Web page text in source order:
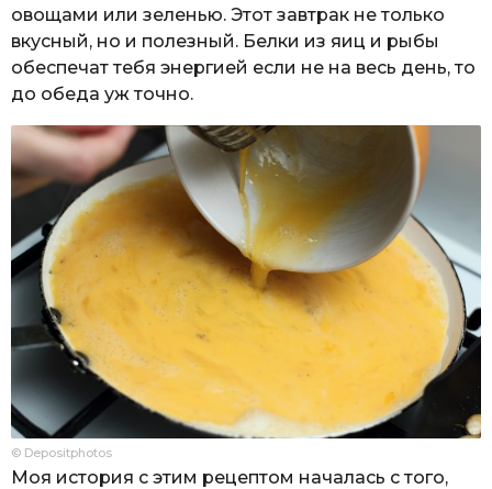
овощами или зеленью. Этот завтрак не только
вкусный, но и полезный. Белки из яиц и рыбы
обеспечат тебя энергией если не на весь день, то
до обеда уж точно.
© Depositphotos
Моя история с этим рецептом началась с того,